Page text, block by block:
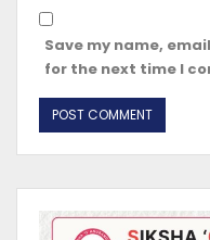
Save my name,
for the next time I